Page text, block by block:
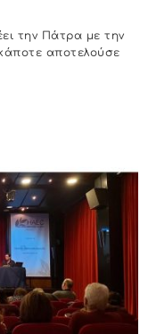
την Πάτρα με την
αποτελούσε